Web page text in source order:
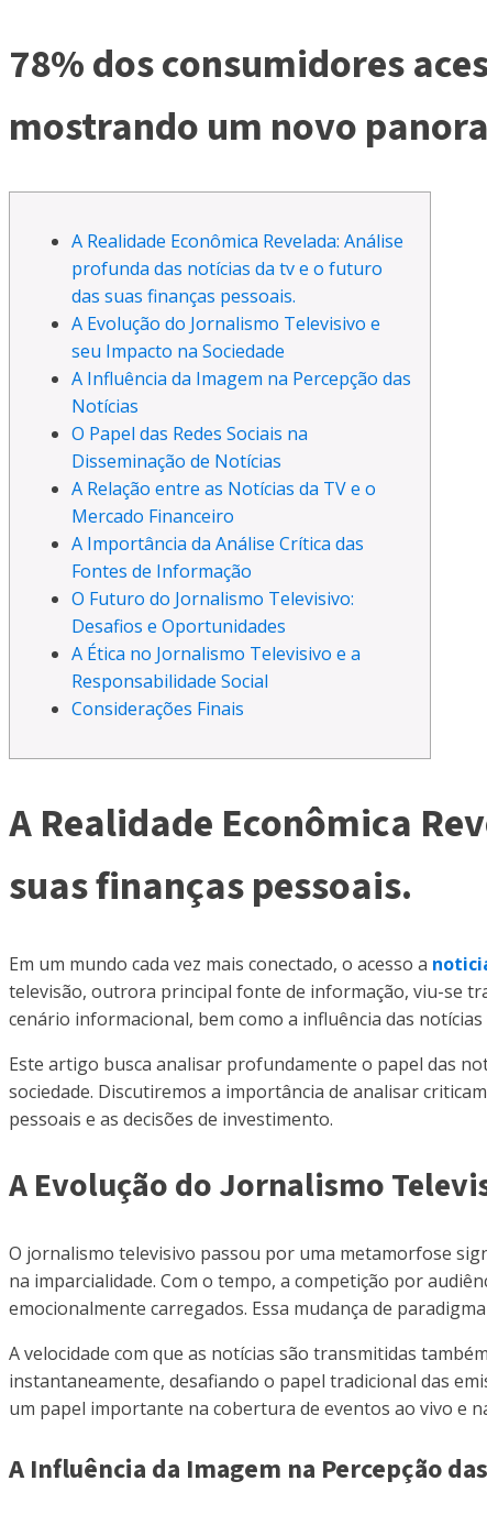
78% dos consumidores
mostrando um novo
A Realidade Econômica Revelada: Análise
profunda das notícias da tv e o futuro
das suas finanças pessoais.
A Evolução do Jornalismo Televisivo e
seu Impacto na Sociedade
A Influência da Imagem na Percepção das
Notícias
O Papel das Redes Sociais na
Disseminação de Notícias
A Relação entre as Notícias da TV e o
Mercado Financeiro
A Importância da Análise Crítica das
Fontes de Informação
O Futuro do Jornalismo Televisivo:
Desafios e Oportunidades
A Ética no Jornalismo Televisivo e a
Responsabilidade Social
Considerações Finais
A Realidade Econômica
suas finanças pessoais.
Em um mundo cada vez mais conectado, o acesso a
televisão, outrora principal fonte de informação, viu-se
cenário informacional, bem como a influência das
Este artigo busca analisar profundamente o papel das
sociedade. Discutiremos a importância de analisar
pessoais e as decisões de investimento.
A Evolução do Jornalismo
O jornalismo televisivo passou por uma metamorfose
na imparcialidade. Com o tempo, a competição por
emocionalmente carregados. Essa mudança de
A velocidade com que as notícias são transmitidas
instantaneamente, desafiando o papel tradicional das
um papel importante na cobertura de eventos ao vivo e
A Influência da Imagem na Percepção